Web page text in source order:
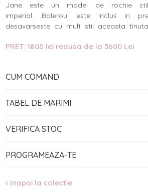
Jane este un model de rochie
imperial. Boleroul este inclus in
desavarseste cu mult stil aceasta
PRET: 1800 lei redusa de la 3600 Lei
CUM COMAND
TABEL DE MARIMI
VERIFICA STOC
PROGRAMEAZA-TE
Inapoi la colectie